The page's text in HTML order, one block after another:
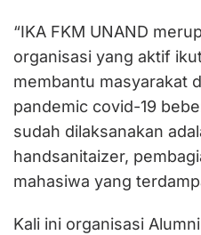
“IKA FKM UNAND
organisasi yang aktif
membantu masyarakat
pandemic covid-19
sudah dilaksanakan
handsanitaizer,
mahasiwa yang
Kali ini organisasi